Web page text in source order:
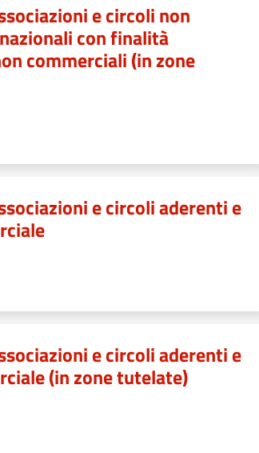
e circoli non
con finalità
commerciali (in zone
e circoli aderenti e
e circoli aderenti e
(in zone tutelate)